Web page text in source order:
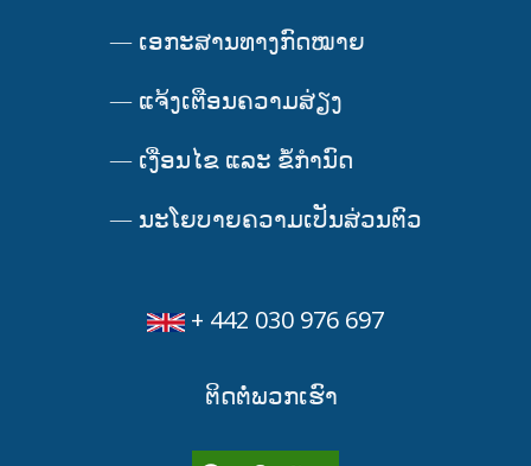
— ເອກະສານທາງກົດໝາຍ
— ແຈ້ງເຕືອນຄວາມສ່ຽງ
— ເງື່ອນໄຂ ແລະ ຂໍ້ກໍານົດ
— ນະໂຍບາຍຄວາມເປັນສ່ວນຕົວ
+ 442 030 976 697
ຕິດຕໍ່ພວກເຮົາ